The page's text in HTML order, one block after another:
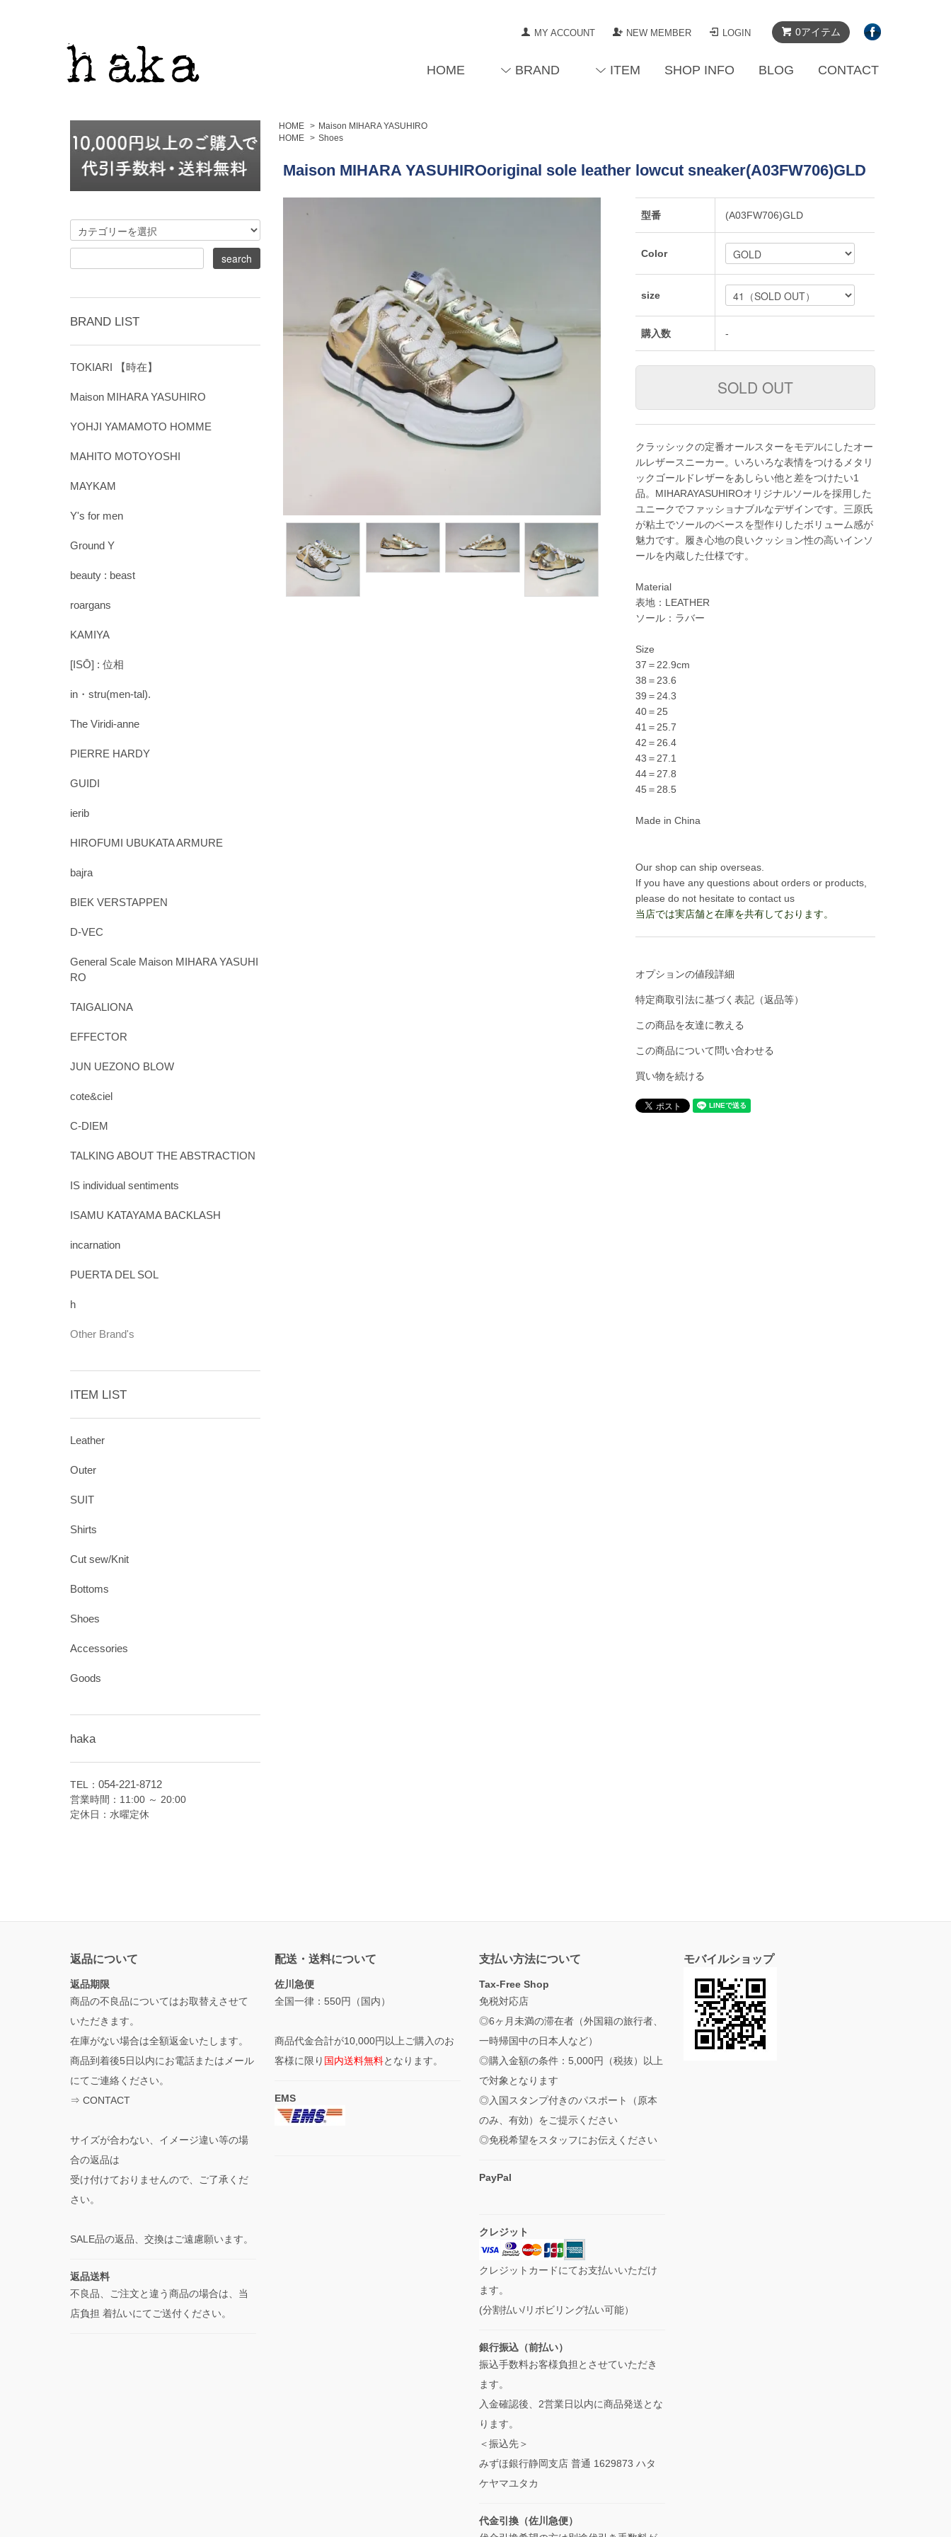
0アイテム
MY ACCOUNT NEW MEMBER LOGIN
HOME BRAND ITEM SHOP INFO BLOG CONTACT
HOME > Maison MIHARA YASUHIRO
HOME
> Shoes
Maison MIHARA YASUHIROoriginal sole leather lowcut sneaker(A03FW706)GLD
型番 (A03FW706)GLD
Color
size
購入数 -
クラッシックの定番オールスターをモデルにしたオー
ルレザースニーカー。いろいろな表情をつけるメタリ
ックゴールドレザーをあしらい他と差をつけたい1
品。MIHARAYASUHIROオリジナルソールを採用した
ユニークでファッショナブルなデザインです。三原氏
が粘土でソールのベースを型作りしたボリューム感が
魅力です。履き心地の良いクッション性の高いインソ
ールを内蔵した仕様です。
Material
表地：LEATHER
ソール：ラバー
Size
37＝22.9cm
38＝23.6
39＝24.3
40＝25
41＝25.7
42＝26.4
43＝27.1
44＝27.8
45＝28.5
Made in China
Our shop can ship overseas.
If you have any questions about orders or products,
please do not hesitate to contact us
当店では実店舗と在庫を共有しております。
オプションの値段詳細
特定商取引法に基づく表記（返品等）
この商品を友達に教える
この商品について問い合わせる
買い物を続ける
BRAND LIST
TOKIARI 【時在】
Maison MIHARA YASUHIRO
YOHJI YAMAMOTO HOMME
MAHITO MOTOYOSHI
MAYKAM
Y's for men
Ground Y
beauty : beast
roargans
KAMIYA
[ISŌ] : 位相
in・stru(men-tal).
The Viridi-anne
PIERRE HARDY
GUIDI
ierib
HIROFUMI UBUKATA ARMURE
bajra
BIEK VERSTAPPEN
D-VEC
General Scale Maison MIHARA YASUHI
RO
TAIGALIONA
EFFECTOR
JUN UEZONO BLOW
cote&ciel
C-DIEM
TALKING ABOUT THE ABSTRACTION
IS individual sentiments
ISAMU KATAYAMA BACKLASH
incarnation
PUERTA DEL SOL
h
Other Brand's
ITEM LIST
Leather
Outer
SUIT
Shirts
Cut sew/Knit
Bottoms
Shoes
Accessories
Goods
haka
TEL： 054-221-8712
営業時間：11:00 ～ 20:00
定休日：水曜定休
返品について
返品期限
商品の不良品についてはお取替えさせて
いただきます。
在庫がない場合は全額返金いたします。
商品到着後5日以内にお電話またはメール
にてご連絡ください。
⇒ CONTACT
サイズが合わない、イメージ違い等の場
合の返品は
受け付けておりませんので、ご了承くだ
さい。
SALE品の返品、交換はご遠慮願います。
返品送料
不良品、ご注文と違う商品の場合は、当
店負担 着払いにてご送付ください。
配送・送料について
佐川急便
全国一律：550円（国内）
商品代金合計が10,000円以上ご購入のお
客様に限り 国内送料無料となります。
EMS
支払い方法について
Tax-Free Shop
免税対応店
◎6ヶ月未満の滞在者（外国籍の旅行者、
一時帰国中の日本人など）
◎購入金額の条件：5,000円（税抜）以上
で対象となります
◎入国スタンプ付きのパスポート（原本
のみ、有効）をご提示ください
◎免税希望をスタッフにお伝えください
PayPal
クレジット
クレジットカードにてお支払いいただけ
ます。
(分割払い/リボビリング払い可能）
銀行振込（前払い）
振込手数料お客様負担とさせていただき
ます。
入金確認後、2営業日以内に商品発送とな
ります。
＜振込先＞
みずほ銀行静岡支店 普通 1629873 ハタ
ケヤマユタカ
代金引換（佐川急便）
モバイルショップ